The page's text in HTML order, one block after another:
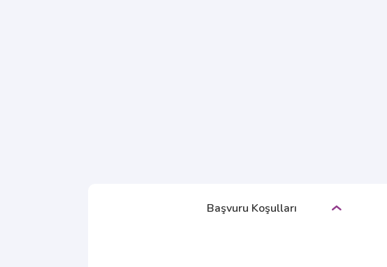
Başvuru Koşulları